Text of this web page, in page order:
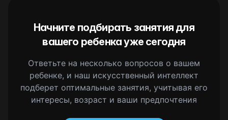
Начните подбирать занятия для
вашего ребенка уже сегодня
Ответьте на несколько вопросов о вашем
ребенке, и наш искусственный интеллект
подберет оптимальные занятия, учитывая его
интересы, возраст и ваши предпочтения